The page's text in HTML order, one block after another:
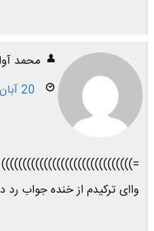
محمد
20 آبان 1393
=)))))))))))))))))))))))))))))))
واای ترکیدم از خنده جواب